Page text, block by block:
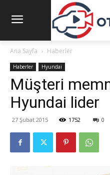
Ana Sayfa Haberler
Haberler Hyundai
Müşteri
Hyundai lider
27 Şubat 2015 1752 0